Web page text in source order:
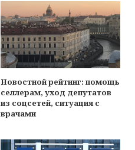
Новостной рейтинг: помощь
селлерам, уход депутатов
из соцсетей, ситуация с
врачами